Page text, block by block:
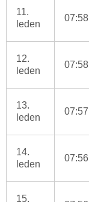
11.
leden
07:58
12.
leden
07:58
13.
leden
07:57
14.
leden
07:56
15.